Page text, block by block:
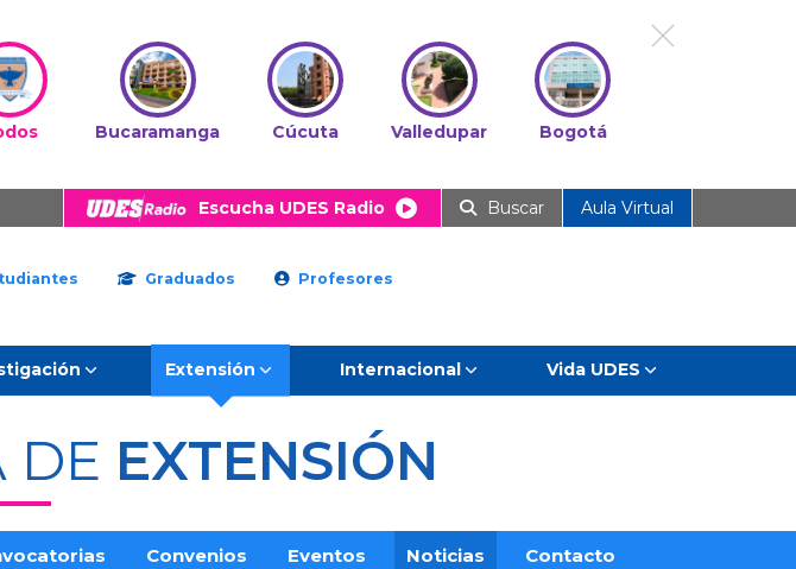
Bucaramanga Cúcuta Valledupar Bogotá
Escucha UDES Radio Buscar Aula Virtual
Graduados Profesores
Extensión Internacional Vida UDES
DE EXTENSIÓN
Convenios Eventos Noticias Contacto